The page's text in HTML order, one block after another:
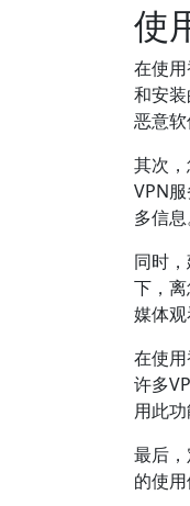
使
在使
和安
恶意软
其次
VPN
多信息
同时
下，
媒体
在使
许多
用此
最后
的使